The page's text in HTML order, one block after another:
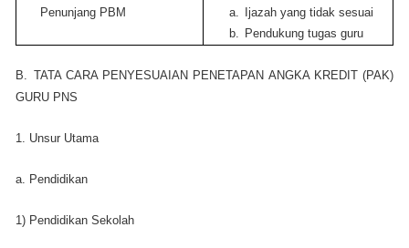
Penunjang PBM
a.
Ijazah yang tidak sesuai
b.
Pendukung tugas guru
B.
TATA CARA PENYESUAIAN PENETAPAN ANGKA KREDIT (PAK)
GURU PNS
1. Unsur Utama
a. Pendidikan
1) Pendidikan Sekolah